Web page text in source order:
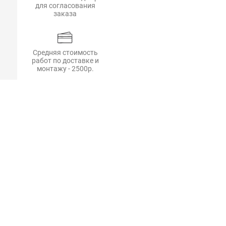
для согласования
заказа
Средняя стоимость
работ по доставке и
монтажу - 2500р.